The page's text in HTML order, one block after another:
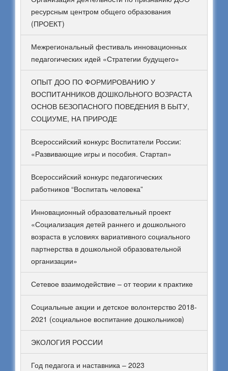
ресурсным центром общего образования
(ПРОЕКТ)
Межрегиональный фестиваль инновационных
педагогических идей «Стратегии будущего»
ОПЫТ ДОО ПО ФОРМИРОВАНИЮ У
ВОСПИТАННИКОВ ДОШКОЛЬНОГО ВОЗРАСТА
ОСНОВ БЕЗОПАСНОГО ПОВЕДЕНИЯ В БЫТУ,
СОЦИУМЕ, НА ПРИРОДЕ
Всероссийский конкурс Воспитатели России:
«Развивающие игры и пособия. Стартап»
Всероссийский конкурс педагогических
работников “Воспитать человека”
Инновационный образовательный проект
«Социализация детей раннего и дошкольного
возраста в условиях вариативного социального
партнерства в дошкольной образовательной
организации»
Сетевое взаимодействие – от теории к практике
Социальные акции и детское волонтерство 2018-
2021 (социальное воспитание дошкольников)
ЭКОЛОГИЯ РОССИИ
Год педагога и наставника – 2023